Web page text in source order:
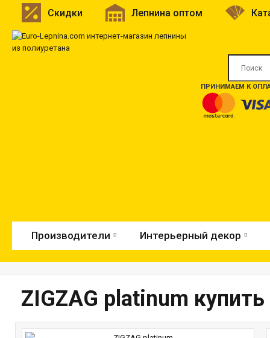
Скидки Лепнина оптом
ПРИНИМАЕМ К
Производители Интерьерный декор
ZIGZAG platinum